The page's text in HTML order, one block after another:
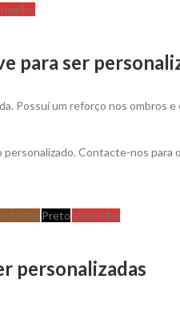
para ser
Possuí um reforço nos ombros
Contacte-nos para
PretoVermelho
personalizadas